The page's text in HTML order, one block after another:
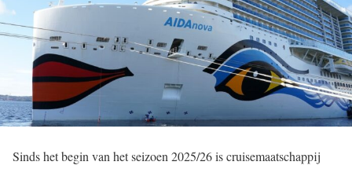
Sinds het begin van het seizoen 2025/26 is cruisemaatschappij